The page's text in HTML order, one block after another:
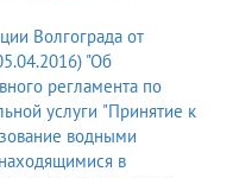
Волгограда от
"Об
регламента по
услуги "Принятие к
водными
в